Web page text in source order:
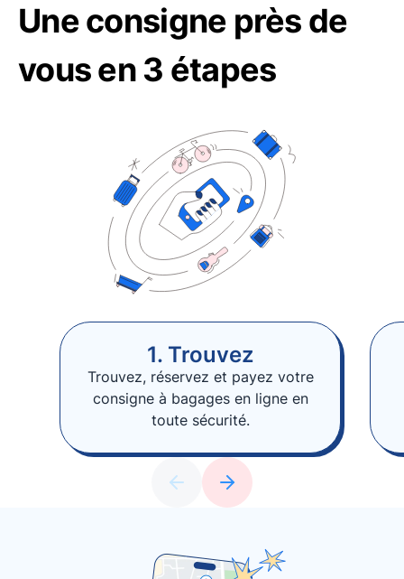
Une consigne près de
vous en 3 étapes
1. Trouvez
Trouvez, réservez et payez votre
consigne à bagages en ligne en
toute sécurité.